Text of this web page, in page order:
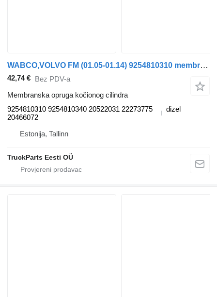
WABCO,VOLVO FM (01.05-01.14) 9254810310 membranska opruga kočionog cilindra za Volvo FM7-FM12, FM, FMX (1998-2014) tegljača
42,74 € Bez PDV-a
Membranska opruga kočionog cilindra
9254810310 9254810340 20522031 22273775
20466072
dizel
Estonija, Tallinn
TruckParts Eesti OÜ